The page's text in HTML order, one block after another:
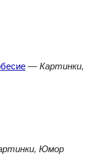
— Картинки,
Юмор